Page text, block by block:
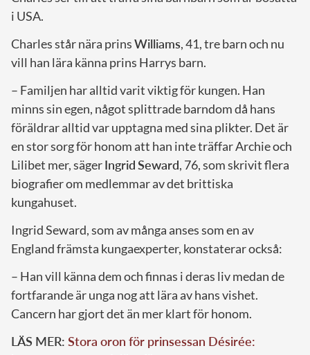
i USA.
Charles står nära prinsWilliams, 41, tre barn och nu
vill han lära känna prins Harrys barn.
– Familjen har alltid varit viktig för kungen. Han
minns sin egen, något splittrade barndom då hans
föräldrar alltid var upptagna med sina plikter. Det är
en stor sorg för honom att han inte träffar Archie och
Lilibet mer, sägerIngridSeward, 76, som skrivit flera
biografier om medlemmar av det brittiska
kungahuset.
Ingrid Seward, som av många anses som en av
England främsta kungaexperter, konstaterar också:
– Han vill känna dem och finnas i deras liv medan de
fortfarande är unga nog att lära av hans vishet.
Cancern har gjort det än mer klart för honom.
LÄS MER: Stora oron för prinsessan Désirée: